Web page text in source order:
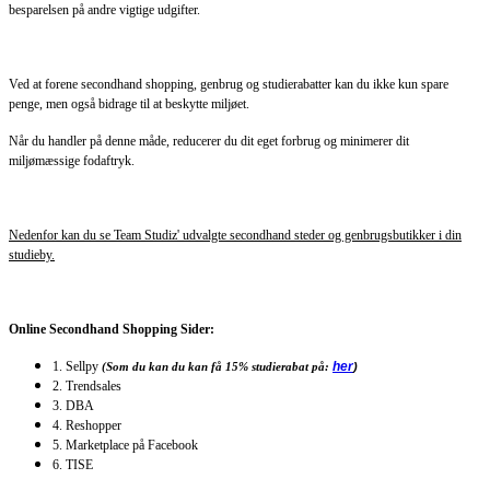
besparelsen på andre vigtige udgifter.
Ved at forene secondhand shopping, genbrug og studierabatter kan du ikke kun spare
penge, men også bidrage til at beskytte miljøet.
Når du handler på denne måde, reducerer du dit eget forbrug og minimerer dit
miljømæssige fodaftryk.
Nedenfor kan du se Team Studiz' udvalgte secondhand steder og genbrugsbutikker i din
studieby.
Online Secondhand Shopping Sider:
1. Sellpy (Som du kan du kan få 15% studierabat på: her)
2. Trendsales
3. DBA
4. Reshopper
5. Marketplace på Facebook
6. TISE